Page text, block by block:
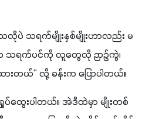
ပဲ သရက်မျိုးနှစ်မျိုးဟာလည်း မ
သရက်ပင်ကို လူတွေလို ဉာဉ်ကွဲ၊
းတယ်" လို့ ခန်းက ပြောပါတယ်။
ေးပါတယ်။ အဲဒီထဲမှာ မျိုးတစ်